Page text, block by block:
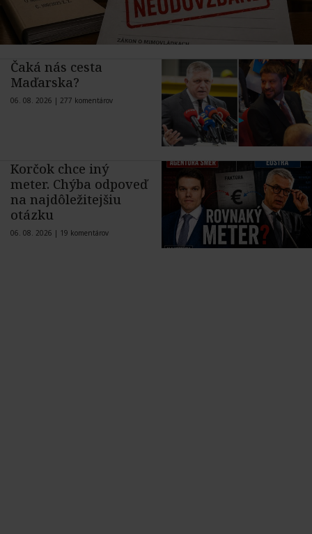
Čaká nás cesta
Maďarska?
06. 08. 2026 | 277 komentárov
Korčok chce iný
meter. Chýba odpoveď
na najdôležitejšiu
otázku
06. 08. 2026 | 19 komentárov